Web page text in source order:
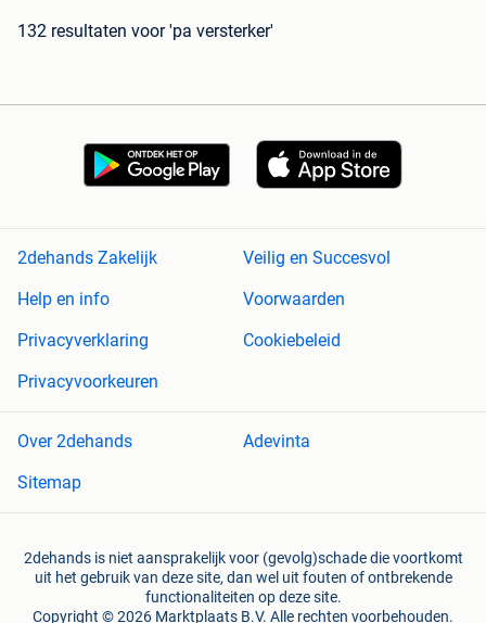
132 resultaten voor 'pa versterker'
2dehands Zakelijk
Veilig en Succesvol
Help en info
Voorwaarden
Privacyverklaring
Cookiebeleid
Privacyvoorkeuren
Over 2dehands
Adevinta
Sitemap
2dehands is niet aansprakelijk voor (gevolg)schade die voortkomt
uit het gebruik van deze site, dan wel uit fouten of ontbrekende
functionaliteiten op deze site.
Copyright © 2026 Marktplaats B.V. Alle rechten voorbehouden.